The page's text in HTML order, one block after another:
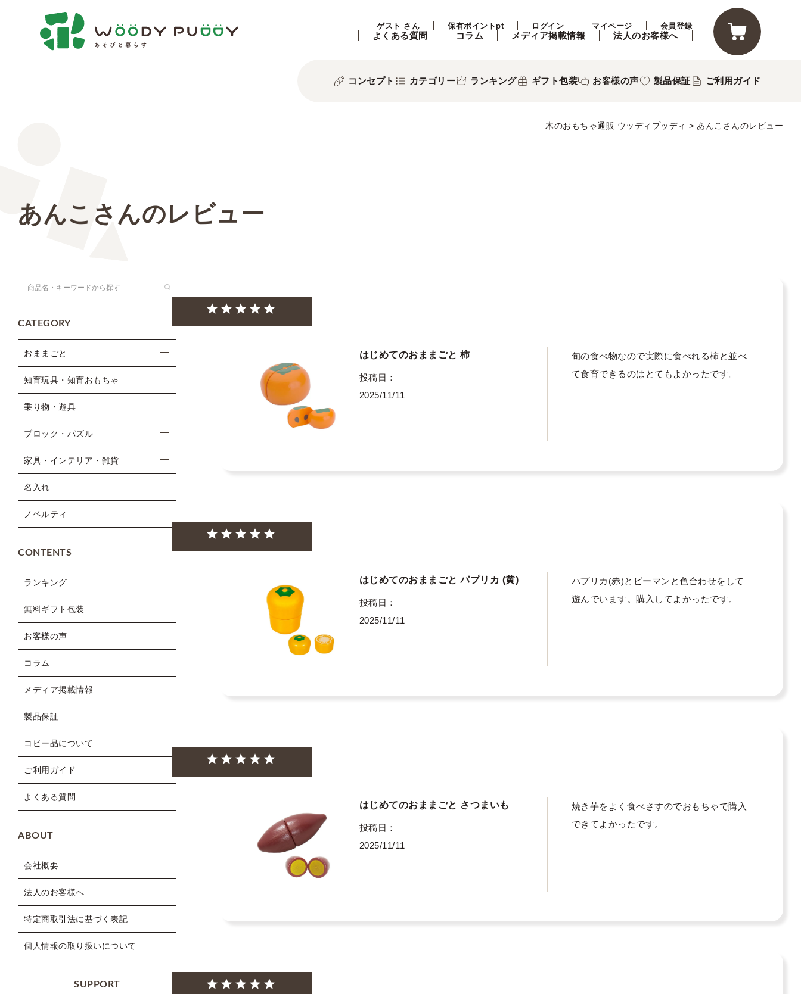
ゲスト さん 保有ポイントpt ログイン マイページ 会員登録
よくある質問 コラム メディア掲載情報 法人のお客様へ
コンセプト カテゴリー ランキング ギフト包装 お客様の声 製品保証 ご利用ガイド
木のおもちゃ通販 ウッディプッディ あんこさんのレビュー
あんこさんのレビュー
CATEGORY
おままごと
知育玩具・知育おもちゃ
乗り物・遊具
ブロック・パズル
家具・インテリア・雑貨
名入れ
ノベルティ
CONTENTS
ランキング
無料ギフト包装
お客様の声
コラム
メディア掲載情報
製品保証
コピー品について
ご利用ガイド
よくある質問
ABOUT
会社概要
法人のお客様へ
特定商取引法に基づく表記
個人情報の取り扱いについて
SUPPORT
はじめてのおままごと 柿
投稿日
2025/11/11
旬の食べ物なので実際に食べれる柿と並べ
て食育できるのはとてもよかったです。
はじめてのおままごと パプリカ (黄)
投稿日
2025/11/11
パプリカ(赤)とピーマンと色合わせをして
遊んでいます。購入してよかったです。
はじめてのおままごと さつまいも
投稿日
2025/11/11
焼き芋をよく食べさすのでおもちゃで購入
できてよかったです。